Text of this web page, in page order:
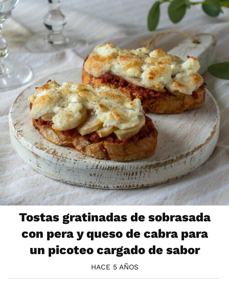
Tostas gratinadas de sobrasada
con pera y queso de cabra para
un picoteo cargado de sabor
HACE 5 AÑOS